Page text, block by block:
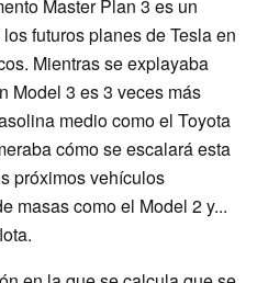
Master Plan 3 es un
futuros planes de Tesla en
Mientras se explayaba
Model 3 es 3 veces más
medio como el Toyota
cómo se escalará esta
próximos vehículos
masas como el Model 2 y...